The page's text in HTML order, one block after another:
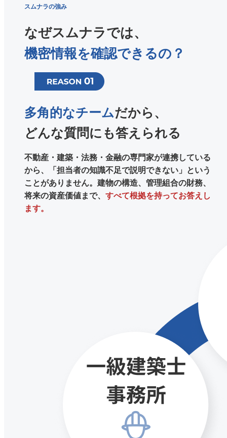
スムナラの強み
なぜスムナラでは、
機密情報を確認できるの？
多角的なチームだから、
どんな質問にも答えられる
不動産・建築・法務・金融の専門家が連携している
から、「担当者の知識不足で説明できない」という
ことがありません。建物の構造、管理組合の財務、
将来の資産価値まで、 すべて根拠を持ってお答えし
ます。